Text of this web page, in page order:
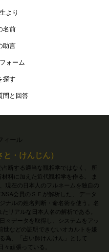
より
名前
助言
ォーム
探す
問と回答
・けんじん）
断する適当な観相学ではなく、 所
料に加えた近代観相学を作る。 ま
現在の日本人のフルネームを独自の
会員のＳＥが解析した、 データ
ナルの姓名判断・命名術を使う。名
リアルな日本人名の解析である。
々データを取得し、システムをアッ
世などの証明できないオカルトを嫌
為、「占い師けんけん」として
頑張っている。